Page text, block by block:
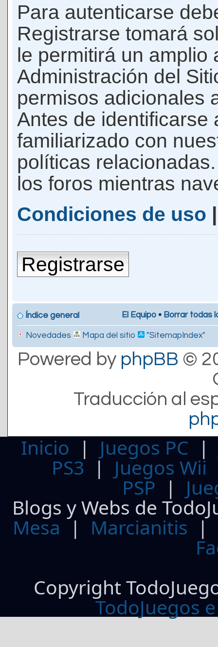
Para autenticarse
Registrarse tomará
le permitirá un amplio
Administración del
permisos adicionales
Antes de identificarse
familiarizado con
políticas
los foros mientras
Condiciones de uso
Registrarse
Índice general El Equipo • Borrar todas
Novedades Mapa del sitio "SitemapIndex"
Powered by phpBB ©
Traducción al
Inicio | Juegos PC
PS3| Juegos Wii
PSP |
Blogs y Webs de
Mesa | Marcianitis |
Copyright
TodoJuegos